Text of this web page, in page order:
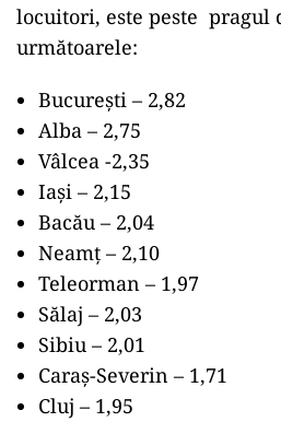
locuitori, este peste pragul
următoarele:
București – 2,82
Alba – 2,75
Vâlcea -2,35
Iași – 2,15
Bacău – 2,04
Neamț – 2,10
Teleorman – 1,97
Sălaj – 2,03
Sibiu – 2,01
Caraș-Severin – 1,71
Cluj – 1,95